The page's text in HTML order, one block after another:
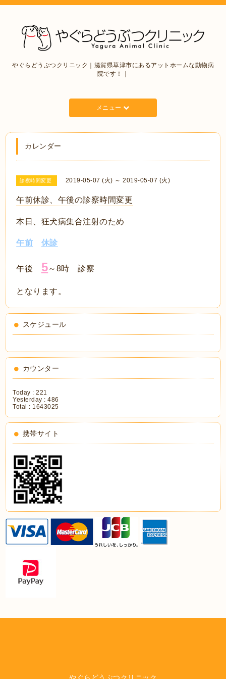
やぐらどうぶつクリニック｜滋賀県草津市にあるアットホームな動物病
院です！｜
メニュー
カレンダー
診察時間変更 2019-05-07 (火) ～ 2019-05-07 (火)
午前休診、午後の診察時間変更
本日、狂犬病集合注射のため
午前 休診
午後 5～8時 診察
となります。
スケジュール
カウンター
Today :221
Yesterday :486
Total : 1643025
携帯サイト
やぐらどうぶつクリニック